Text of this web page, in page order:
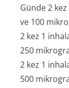
Günde 2
ve 100
2 kez 1
250
2 kez 1
500